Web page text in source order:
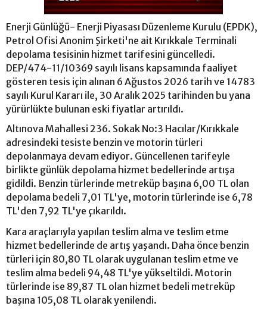
Enerji Günlüğü- Enerji Piyasası Düzenleme Kurulu (EPDK),
Petrol Ofisi Anonim Şirketi'ne ait Kırıkkale Terminali
depolama tesisinin hizmet tarifesini güncelledi.
DEP/474-11/10369 sayılı lisans kapsamında faaliyet
gösteren tesis için alınan 6 Ağustos 2026 tarih ve 14783
sayılı Kurul Kararı ile, 30 Aralık 2025 tarihinden bu yana
yürürlükte bulunan eski fiyatlar artırıldı.
Altınova Mahallesi 236. Sokak No:3 Hacılar/Kırıkkale
adresindeki tesiste benzin ve motorin türleri
depolanmaya devam ediyor. Güncellenen tarifeyle
birlikte günlük depolama hizmet bedellerinde artışa
gidildi. Benzin türlerinde metreküp başına 6,00 TL olan
depolama bedeli 7,01 TL'ye, motorin türlerinde ise 6,78
TL'den 7,92 TL'ye çıkarıldı.
Kara araçlarıyla yapılan teslim alma ve teslim etme
hizmet bedellerinde de artış yaşandı. Daha önce benzin
türleri için 80,80 TL olarak uygulanan teslim etme ve
teslim alma bedeli 94,48 TL'ye yükseltildi. Motorin
türlerinde ise 89,87 TL olan hizmet bedeli metreküp
başına 105,08 TL olarak yenilendi.